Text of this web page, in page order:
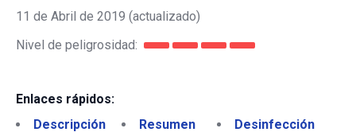
11 de Abril de 2019 (actualizado)
Nivel de peligrosidad:
Enlaces rápidos:
Descripción
Resumen
Desinfección